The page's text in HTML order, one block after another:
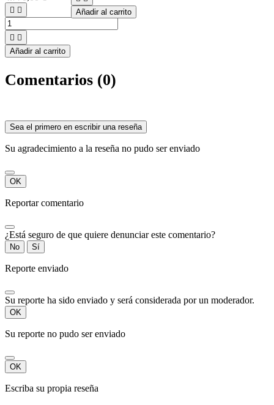
 
 
Añadir al carrito
Añadir al carrito
Comentarios (0)
Sea el primero en escribir una reseña
Su agradecimiento a la reseña no pudo ser enviado
OK
Reportar comentario
¿Está seguro de que quiere denunciar este comentario?
No Sí
Reporte enviado
Su reporte ha sido enviado y será considerada por un moderador.
OK
Su reporte no pudo ser enviado
OK
Escriba su propia reseña